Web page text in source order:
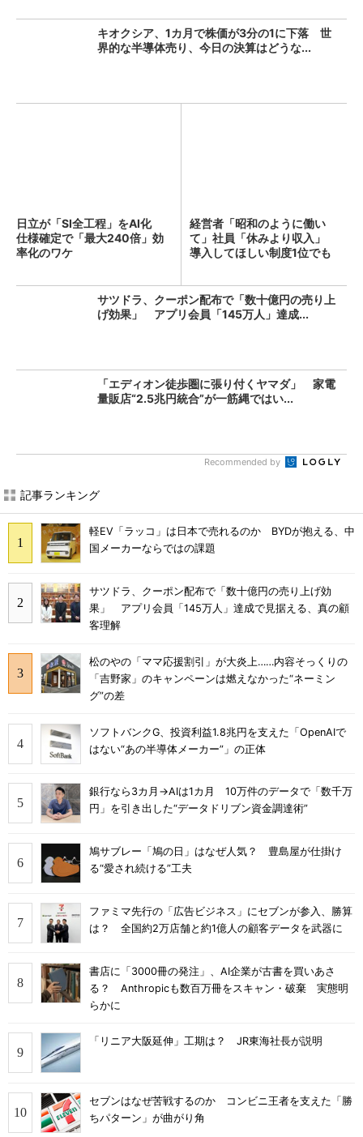
キオクシア、1カ月で株価が3分の1に下落 世
界的な半導体売り、今日の決算はどうな...
日立が「SI全工程」をAI化
仕様確定で「最大240倍」効
率化のワケ
経営者「昭和のように働い
て」社員「休みより収入」
導入してほしい制度1位でも
サツドラ、クーポン配布で「数十億円の売り上
げ効果」 アプリ会員「145万人」達成...
「エディオン徒歩圏に張り付くヤマダ」 家電
量販店“2.5兆円統合”が一筋縄ではい...
Recommended by
記事ランキング
軽EV「ラッコ」は日本で売れるのか BYDが抱える、中
国メーカーならではの課題
サツドラ、クーポン配布で「数十億円の売り上げ効
果」 アプリ会員「145万人」達成で見据える、真の顧
客理解
松のやの「ママ応援割引」が大炎上……内容そっくりの
「吉野家」のキャンペーンは燃えなかった“ネーミン
グ”の差
ソフトバンクG、投資利益1.8兆円を支えた「OpenAIで
はない“あの半導体メーカー”」の正体
銀行なら3カ月→AIは1カ月 10万件のデータで「数千万
円」を引き出した“データドリブン資金調達術”
鳩サブレー「鳩の日」はなぜ人気？ 豊島屋が仕掛け
る“愛され続ける”工夫
ファミマ先行の「広告ビジネス」にセブンが参入、勝算
は？ 全国約2万店舗と約1億人の顧客データを武器に
書店に「3000冊の発注」、AI企業が古書を買いあさ
る？ Anthropicも数百万冊をスキャン・破棄 実態明
らかに
「リニア大阪延伸」工期は？ JR東海社長が説明
セブンはなぜ苦戦するのか コンビニ王者を支えた「勝
ちパターン」が曲がり角